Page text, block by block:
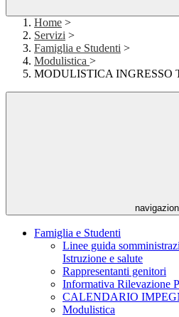
Home >
Servizi >
Famiglia e Studenti >
Modulistica >
MODULISTICA INGRESSO
Famiglia e Studenti
Linee guida
Istruzione e salute
Rappresentanti genitori
Informativa Rilevazione
CALENDARIO
Modulistica